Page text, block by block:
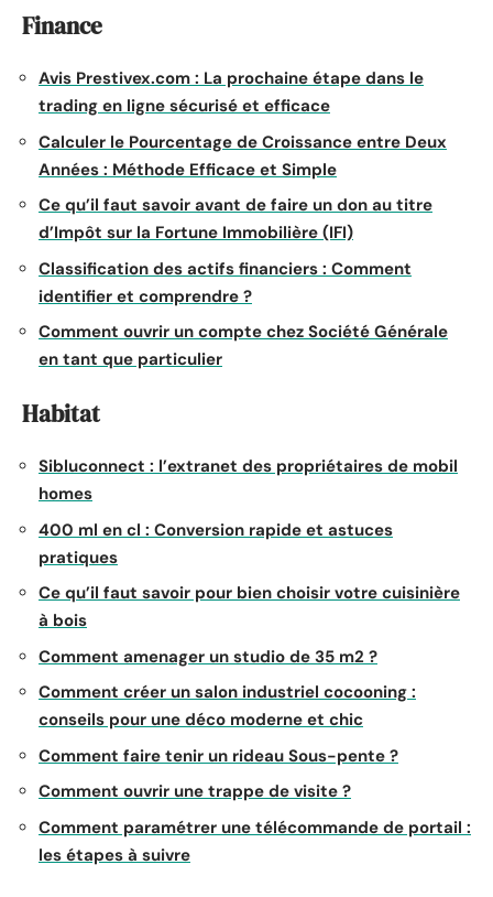
Finance
Avis Prestivex.com : La prochaine étape dans le
trading en ligne sécurisé et efficace
Calculer le Pourcentage de Croissance entre Deux
Années : Méthode Efficace et Simple
Ce qu’il faut savoir avant de faire un don au titre
d’Impôt sur la Fortune Immobilière (IFI)
Classification des actifs financiers : Comment
identifier et comprendre ?
Comment ouvrir un compte chez Société Générale
en tant que particulier
Habitat
Sibluconnect : l’extranet des propriétaires de mobil
homes
400 ml en cl : Conversion rapide et astuces
pratiques
Ce qu’il faut savoir pour bien choisir votre cuisinière
à bois
Comment amenager un studio de 35 m2 ?
Comment créer un salon industriel cocooning :
conseils pour une déco moderne et chic
Comment faire tenir un rideau Sous-pente ?
Comment ouvrir une trappe de visite ?
Comment paramétrer une télécommande de portail :
les étapes à suivre